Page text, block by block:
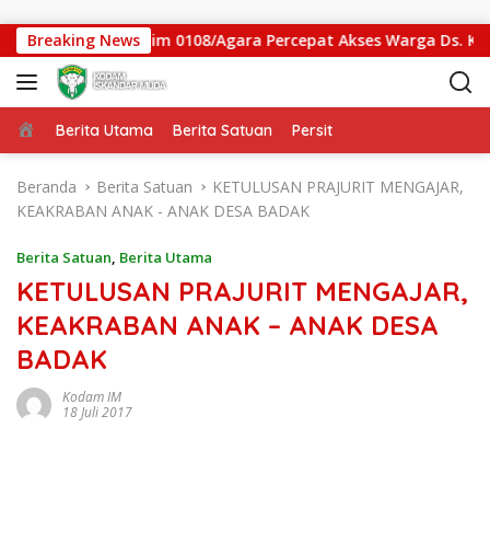
Breaking News
Gantung Kodim 0108/Agara Percepat Akses Warga Ds.
Beranda
Berita Utama Berita Satuan Persit
Beranda Berita Satuan
KETULUSAN PRAJURIT MENGAJAR,
KEAKRABAN ANAK - ANAK DESA BADAK
Berita Satuan, Berita Utama
KETULUSAN PRAJURIT MENGAJAR,
KEAKRABAN ANAK – ANAK DESA
BADAK
Kodam IM
18 Juli 2017